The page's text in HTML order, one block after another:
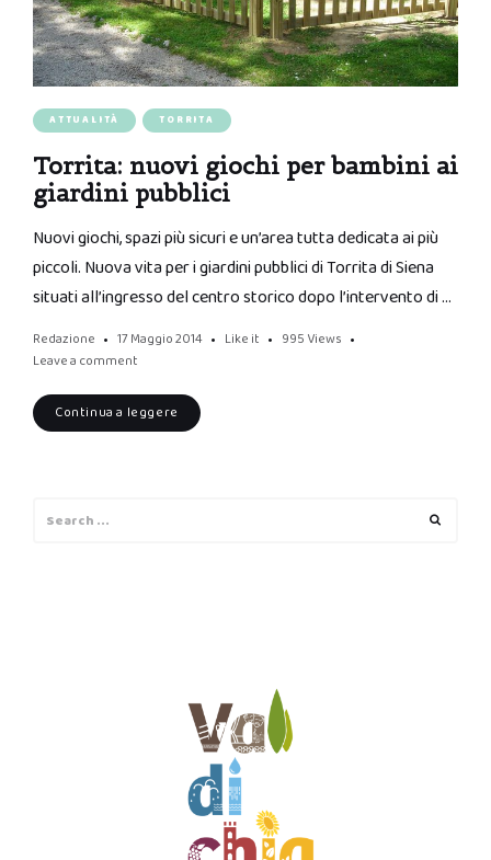
ATTUALITÀ TORRITA
Torrita: nuovi giochi per bambini ai
giardini pubblici
Nuovi giochi, spazi più sicuri e un’area tutta dedicata ai più
piccoli. Nuova vita per i giardini pubblici di Torrita di Siena
situati all’ingresso del centro storico dopo l’intervento di …
Redazione 17 Maggio 2014 Like it 995 Views
Leave a comment
Continua a leggere
for: